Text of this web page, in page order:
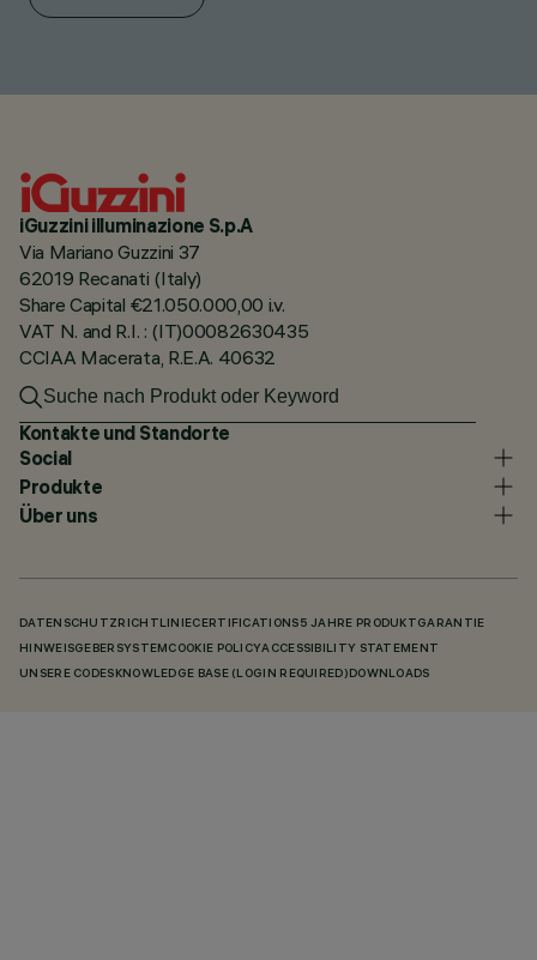
iGuzzini illuminazione S.p.A
Via Mariano Guzzini 37
62019 Recanati (Italy)
Share Capital €21.050.000,00 i.v.
VAT N. and R.I. : (IT)00082630435
CCIAA Macerata, R.E.A. 40632
Kontakte und Standorte
Social
Produkte
Über uns
DATENSCHUTZRICHTLINIECERTIFICATIONS 5 JAHRE PRODUKTGARANTIE
HINWEISGEBERSYSTEM COOKIE POLICYACCESSIBILITY STATEMENT
UNSERE CODES KNOWLEDGE BASE (LOGIN REQUIRED) DOWNLOADS